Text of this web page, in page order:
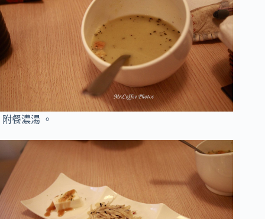
附餐濃湯 。